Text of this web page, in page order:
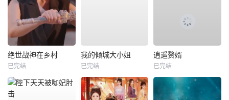
绝世战神在乡村
已完结
我的倾城大小姐
已完结
逍遥赘婿
已完结